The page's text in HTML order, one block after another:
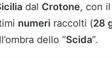
dal Crotone, con
numeri raccolti (28
dello “Scida”.